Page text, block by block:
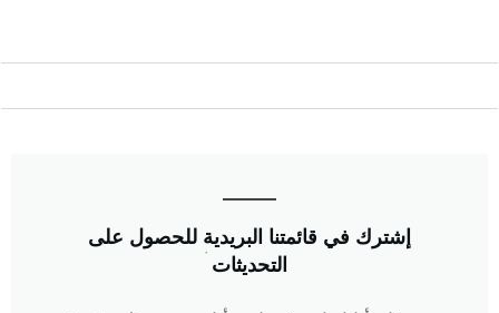
إشترك في قائمتنا البريديةللحصول على
التحديثات